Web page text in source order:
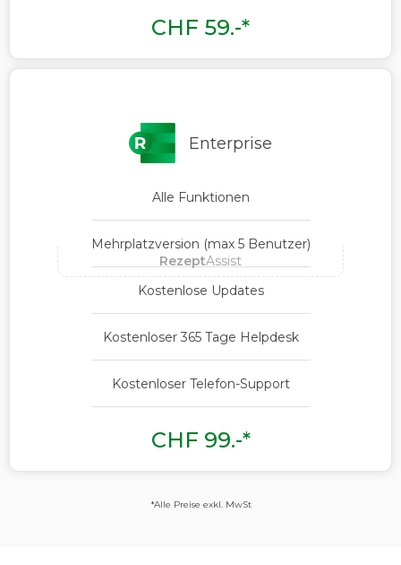
CHF 59.-*
RezeptAssist
Enterprise
Alle Funktionen
Mehrplatzversion (max 5 Benutzer)
Kostenlose Updates
Kostenloser 365 Tage Helpdesk
Kostenloser Telefon-Support
CHF 99.-*
*Alle Preise exkl. MwSt